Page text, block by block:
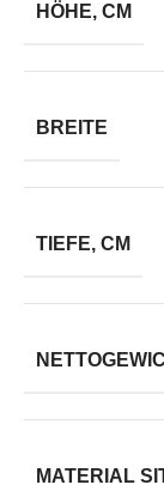
HÖHE, CM
BREITE
TIEFE, CM
MATERIAL